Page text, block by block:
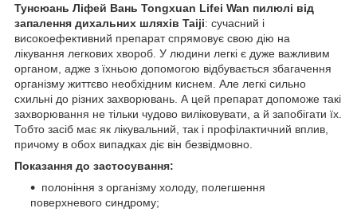
Тунсюань Ліфей Вань Tongxuan Lifei Wan пилюлі від
запалення дихальних шляхів Taiji: сучасний і
високоефективний препарат спрямовує свою дію на
лікування легкових хвороб. У людини легкі є дуже важливим
органом, адже з їхньою допомогою відбувається збагачення
організму життєво необхідним киснем. Але легкі сильно
схильні до різних захворювань. А цей препарат допоможе такі
захворювання не тільки чудово виліковувати, а й запобігати їх.
Тобто засіб має як лікувальний, так і профілактичний вплив,
причому в обох випадках діє він безвідмовно.
Показання до застосування:
полоніння з організму холоду, полегшення
поверхневого синдрому;